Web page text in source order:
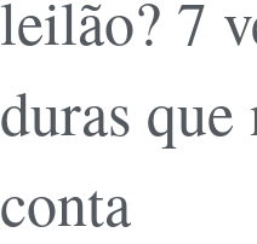
leilão? 7
duras
conta